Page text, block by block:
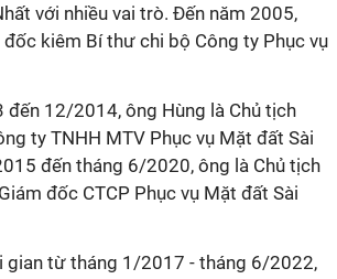
với nhiều vai trò. Đến năm 2005,
kiêm Bí thư chi bộ Công ty Phục vụ
12/2014, ông Hùng là Chủ tịch
ty TNHH MTV Phục vụ Mặt đất Sài
đến tháng 6/2020, ông là Chủ tịch
đốc CTCP Phục vụ Mặt đất Sài
gian từ tháng 1/2017 - tháng 6/2022,